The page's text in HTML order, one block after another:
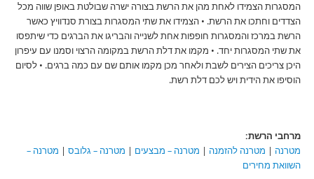
המסגרות הצמידו לאחת מהן את הרשת בצורה ישרה שבולטת באופן שווה מכל
הצדדים וחתכו את הרשת. • הצמידו את שתי המסגרות בצורת סנדוויץ כאשר
הרשת במרכז והמסגרות חופפות אחת לשנייה והבריגו את הברגים כדי שיתפסו
את שתי המסגרות יחד. • מקמו את דלת הרשת במקומה הרצוי וסמנו עם עיפרון
היכן צריכים הצירים לשבת ולאחר מכן מקמו אותם שם עם כמה ברגים. • לסיום
הוסיפו את הידית ויש לכם דלת רשת.
מרחבי הרשת:
מטרנה | מטרנה להזמנה | מטרנה – מבצעים | מטרנה – גלובס| מטרנה –
השוואת מחירים